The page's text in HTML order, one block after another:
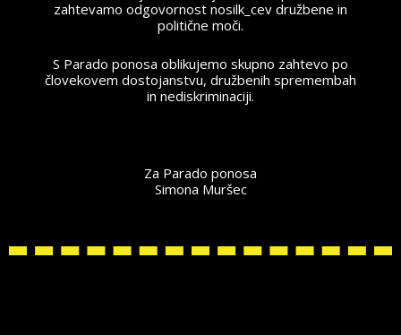
zahtevamo odgovornost nosilk_cev družbene in
politične moči.
S Parado ponosa oblikujemo skupno zahtevo po
človekovem dostojanstvu, družbenih spremembah
in nediskriminaciji.
Za Parado ponosa
Simona Muršec